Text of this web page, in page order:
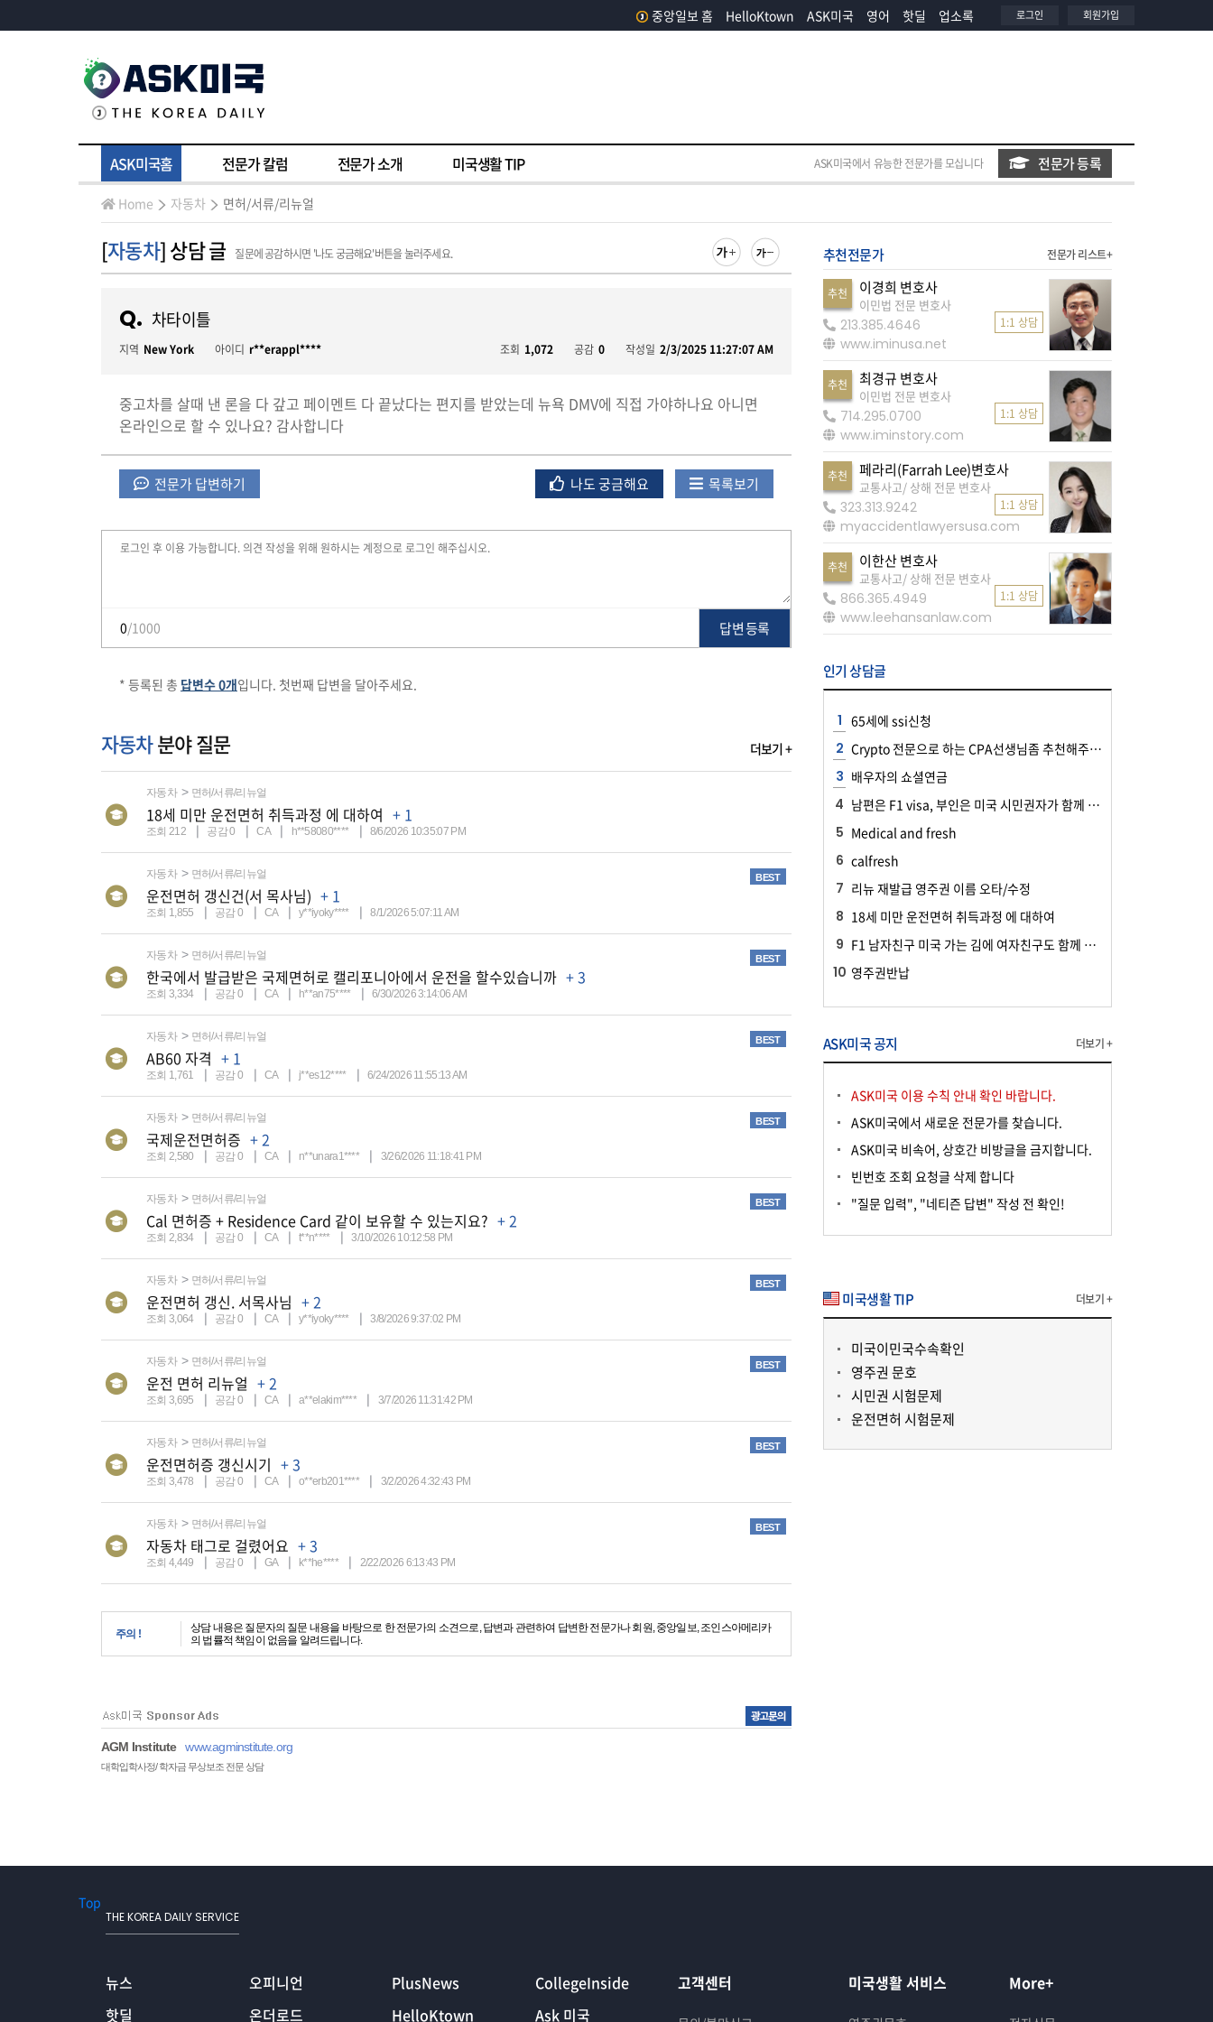
중앙일보 홈 HelloKtown ASK미국 영어 핫딜 업소록 로그인 회원가입
ASK미국홈 전문가 칼럼 전문가 소개 미국생활 TIP ASK미국에서 유능한 전문가를 모십니다 전문가 등록
Home 자동차 면허/서류/리뉴얼
[자동차] 상담 글 질문에 공감하시면 '나도 궁금해요'버튼을 눌러주세요.
Q. 차타이틀
지역 New York 아이디 r**erappl**** 조회 1,072 공감 0 작성일 2/3/2025 11:27:07 AM
중고차를 살때 낸 론을 다 갚고 페이멘트 다 끝났다는 편지를 받았는데 뉴욕 DMV에 직접 가야하나요 아니면
온라인으로 할 수 있나요? 감사합니다
전문가 답변하기 나도 궁금해요 목록보기
0/1000 답변 등록
* 등록된 총 답변수 0개입니다. 첫번째 답변을 달아주세요.
자동차분야 질문 더보기 +
자동차 면허/서류/리뉴얼
18세 미만 운전면허 취득과정 에 대하여 + 1
조회 212 공감 0 CA h**58080**** 8/6/2026 10:35:07 PM
자동차 면허/서류/리뉴얼 BEST
운전면허 갱신건(서 목사님) + 1
조회 1,855 공감 0 CA y**iyoky**** 8/1/2026 5:07:11 AM
자동차 면허/서류/리뉴얼 BEST
한국에서 발급받은 국제면허로 캘리포니아에서 운전을 할수있습니까 + 3
조회 3,334 공감 0 CA h**an75**** 6/30/2026 3:14:06 AM
자동차 면허/서류/리뉴얼 BEST
AB60 자격 + 1
조회 1,761 공감 0 CA j**es12**** 6/24/2026 11:55:13 AM
자동차 면허/서류/리뉴얼 BEST
국제운전면허증 + 2
조회 2,580 공감 0 CA n**unara1**** 3/26/2026 11:18:41 PM
자동차 면허/서류/리뉴얼 BEST
Cal 면허증 + Residence Card 같이 보유할 수 있는지요? + 2
조회 2,834 공감 0 CA t**n**** 3/10/2026 10:12:58 PM
자동차 면허/서류/리뉴얼 BEST
운전면허 갱신. 서목사님 + 2
조회 3,064 공감 0 CA y**iyoky**** 3/8/2026 9:37:02 PM
자동차 면허/서류/리뉴얼 BEST
운전 면허 리뉴얼 + 2
조회 3,695 공감 0 CA a**elakim**** 3/7/2026 11:31:42 PM
자동차 면허/서류/리뉴얼 BEST
운전면허증 갱신시기 + 3
조회 3,478 공감 0 CA o**erb201**** 3/2/2026 4:32:43 PM
자동차 면허/서류/리뉴얼 BEST
자동차 태그로 걸렸어요 + 3
조회 4,449 공감 0 GA k**he**** 2/22/2026 6:13:43 PM
주의 !
상담 내용은 질문자의 질문 내용을 바탕으로 한 전문가의 소견으로, 답변과 관련하여 답변한 전문가나 회원, 중앙일보, 조인스아메리카
의 법률적 책임이 없음을 알려드립니다.
AGM Institute www.agminstitute.org
대학입학사정/ 학자금 무상보조 전문 상담
추천전문가 전문가 리스트+
추천 이경희 변호사
이민법 전문 변호사
213.385.4646
www.iminusa.net
1:1 상담
추천 최경규 변호사
이민법 전문 변호사
714.295.0700
www.iminstory.com
1:1 상담
추천 페라리(Farrah Lee)변호사
교통사고/ 상해 전문 변호사
323.313.9242
myaccidentlawyersusa.com
1:1 상담
추천 이한산 변호사
교통사고/ 상해 전문 변호사
866.365.4949
www.leehansanlaw.com
1:1 상담
인기 상담글
65세에 ssi신청
Crypto 전문으로 하는 CPA선생님좀 추천해주세요~~
배우자의 쇼셜연금
남편은 F1 visa, 부인은 미국 시민권자가 함께 공항에 들어올 때
Medical and fresh
calfresh
리뉴 재발급 영주권 이름 오타/수정
18세 미만 운전면허 취득과정 에 대하여
F1 남자친구 미국 가는 김에 여자친구도 함께 여행하러 가도 되나요?
영주권반납
ASK미국 공지 더보기 +
ASK미국 이용 수칙 안내 확인 바랍니다.
ASK미국에서 새로운 전문가를 찾습니다.
ASK미국 비속어, 상호간 비방글을 금지합니다.
빈번호 조회 요청글 삭제 합니다
"질문 입력", "네티즌 답변" 작성 전 확인!
미국생활 TIP 더보기 +
미국이민국수속확인
영주권 문호
시민권 시험문제
운전면허 시험문제
Top
THE KOREA DAILY SERVICE
뉴스
핫딜
오피니언
온더로드
PlusNews
HelloKtown
CollegeInside
Ask 미국
고객센터 미국생활 서비스 More+